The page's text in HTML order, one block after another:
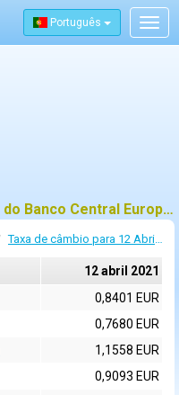
Português
Taxas de câmbio de referência do Banco Central Europeu (BCE) para 12 abril 2021
Taxa de câmbio para 12 Abril 2021
12 abril 2021
0,8401 EUR
0,7680 EUR
1,1558 EUR
0,9093 EUR